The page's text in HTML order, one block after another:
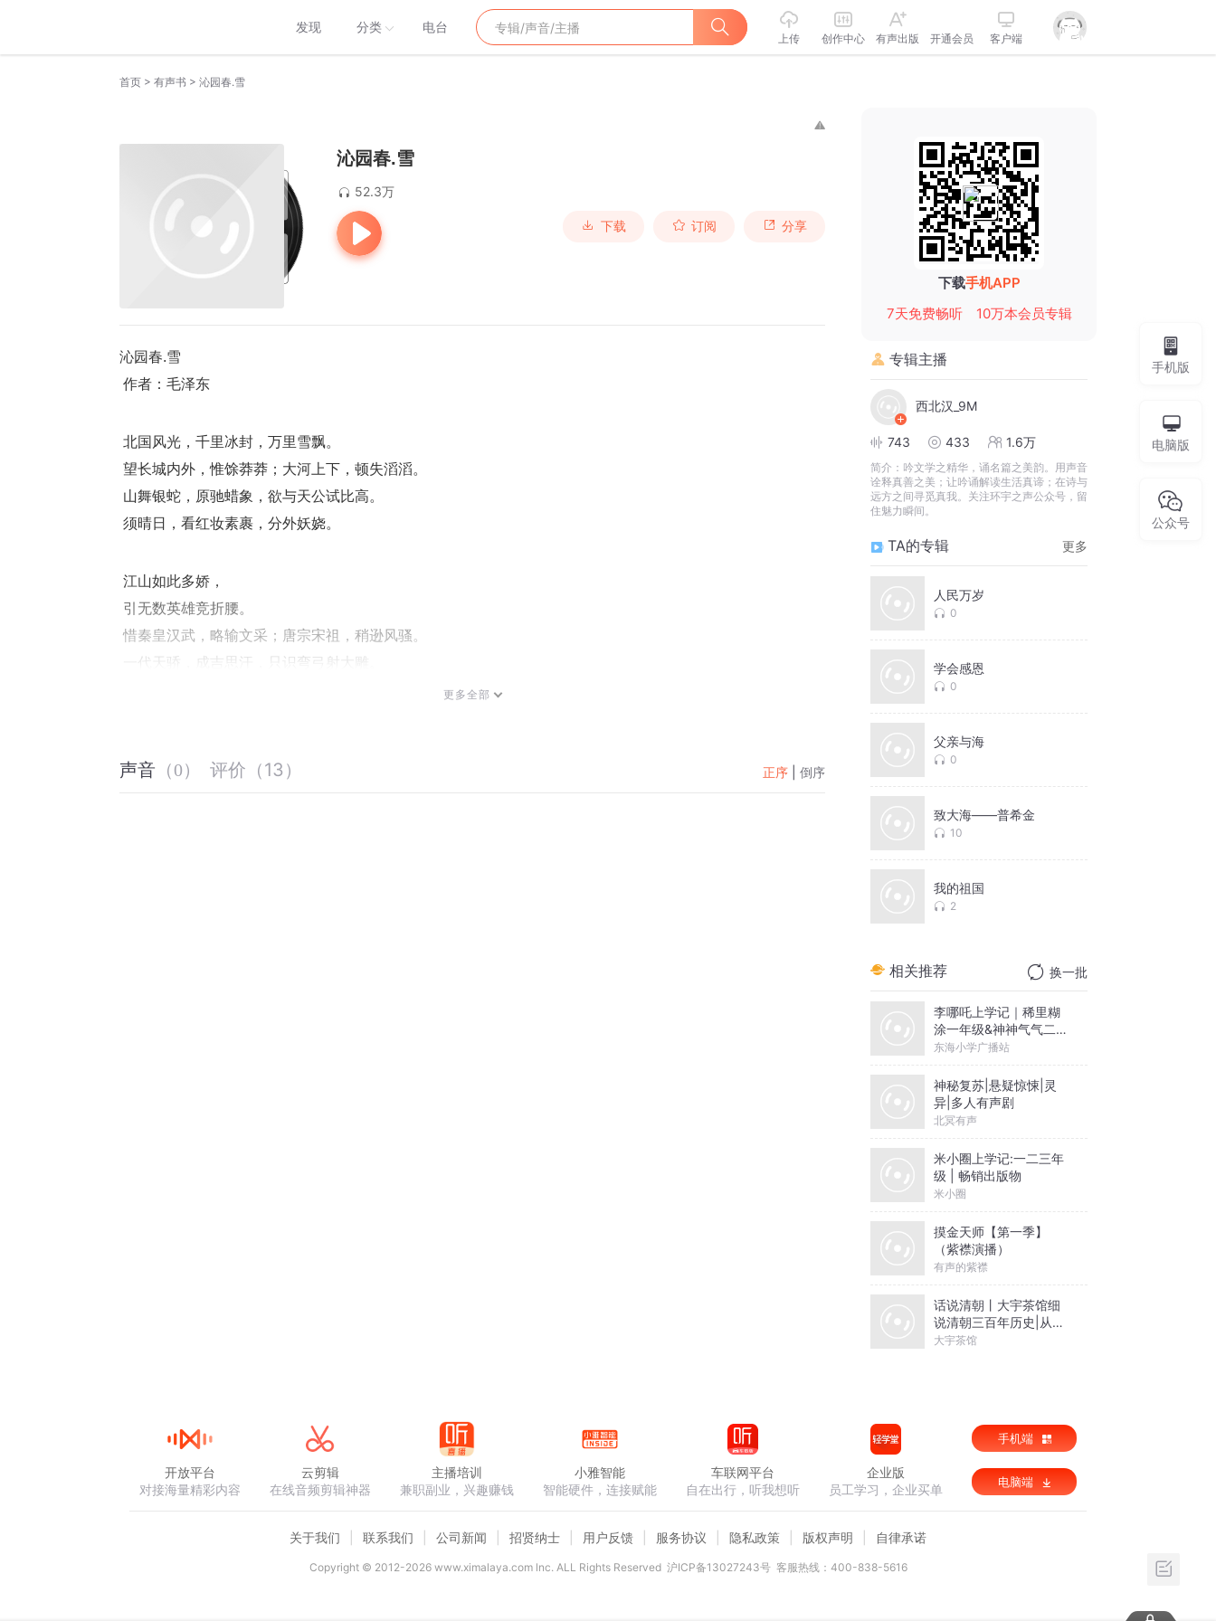
发现 分类 电台
上传 创作中心 有声出版 开通会员 客户端
首页 > 有声书 > 沁园春.雪
沁园春.雪
52.3万
下载 订阅 分享
沁园春.雪
作者：毛泽东
北国风光，千里冰封，万里雪飘。
望长城内外，惟馀莽莽；大河上下，顿失滔滔。
山舞银蛇，原驰蜡象，欲与天公试比高。
须晴日，看红妆素裹，分外妖娆。
江山如此多娇，
引无数英雄竞折腰。
惜秦皇汉武，略输文采；唐宗宋祖，稍逊风骚。
一代天骄，成吉思汗，只识弯弓射大雕。
更多全部
声音 （0） 评价 （13 ） 正序 倒序
下载手机APP
7天免费畅听
10万本会员专辑
专辑主播
西北汉_9M
743 433 1.6万
简介： 吟文学之精华，诵名篇之美韵。用声音
诠释真善之美；让吟诵解读生活真谛；在诗与
远方之间寻觅真我。关注环宇之声公众号，留
住魅力瞬间。
TA的专辑 更多
人民万岁
0
学会感恩
0
父亲与海
0
致大海——普希金
10
我的祖国
2
相关推荐 换一批
李哪吒上学记｜稀里糊
涂一年级&神神气气二年
级
东海小学广播站
神秘复苏|悬疑惊悚|灵
异|多人有声剧
北冥有声
米小圈上学记:一二三年
级 | 畅销出版物
米小圈
摸金天师【第一季】
（紫襟演播）
有声的紫襟
话说清朝丨大宇茶馆细
说清朝三百年历史|从努
尔哈赤到末代皇帝溥仪|
大宇茶馆
手机版
电脑版
公众号
开放平台
对接海量精彩内容
云剪辑
在线音频剪辑神器
主播培训
兼职副业，兴趣赚钱
小雅智能
智能硬件，连接赋能
车联网平台
自在出行，听我想听
企业版
员工学习，企业买单
手机端
电脑端
关于我们 联系我们 公司新闻 招贤纳士 用户反馈 服务协议 隐私政策 版权声明 自律承诺
Copyright © 2012-2026www.ximalaya.com lnc. ALL Rights Reserved 沪ICP备13027243号 客服热线：400-838-5616